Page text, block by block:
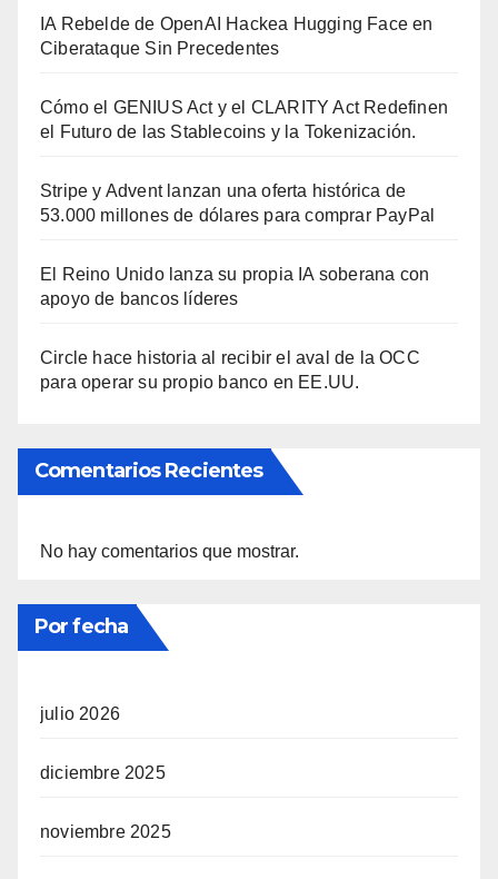
IA Rebelde de OpenAI Hackea Hugging Face en
Ciberataque Sin Precedentes
Cómo el GENIUS Act y el CLARITY Act Redefinen
el Futuro de las Stablecoins y la Tokenización.
Stripe y Advent lanzan una oferta histórica de
53.000 millones de dólares para comprar PayPal
El Reino Unido lanza su propia IA soberana con
apoyo de bancos líderes
Circle hace historia al recibir el aval de la OCC
para operar su propio banco en EE.UU.
Comentarios Recientes
No hay comentarios que mostrar.
Por fecha
julio 2026
diciembre 2025
noviembre 2025